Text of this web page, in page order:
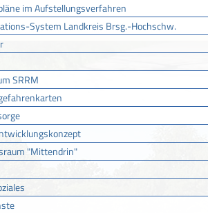
im Aufstellungsverfahren
System Landkreis Brsg.-Hochschw.
SRRM
"Mittendrin"
Datenschutz nach oben Cookies